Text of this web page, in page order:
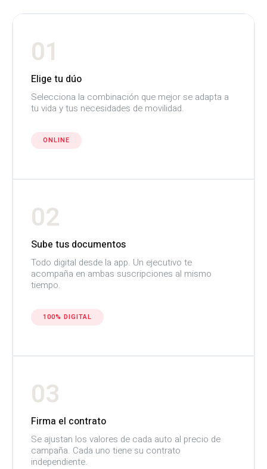
01
Elige tu dúo
Selecciona la combinación que mejor se adapta a
tu vida y tus necesidades de movilidad.
ONLINE
02
Sube tus documentos
Todo digital desde la app. Un ejecutivo te
acompaña en ambas suscripciones al mismo
tiempo.
100% DIGITAL
03
Firma el contrato
Se ajustan los valores de cada auto al precio de
campaña. Cada uno tiene su contrato
independiente.